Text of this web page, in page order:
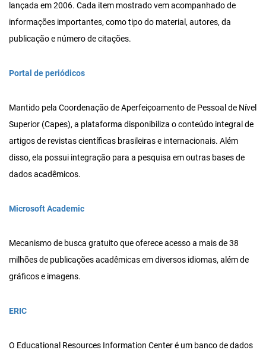
lançada em 2006. Cada item mostrado vem acompanhado de
informações importantes, como tipo do material, autores, da
publicação e número de citações.
Portal de periódicos
Mantido pela Coordenação de Aperfeiçoamento de Pessoal de Nível
Superior (Capes), a plataforma disponibiliza o conteúdo integral de
artigos de revistas científicas brasileiras e internacionais. Além
disso, ela possui integração para a pesquisa em outras bases de
dados acadêmicos.
Microsoft Academic
Mecanismo de busca gratuito que oferece acesso a mais de 38
milhões de publicações acadêmicas em diversos idiomas, além de
gráficos e imagens.
ERIC
O Educational Resources Information Center é um banco de dados